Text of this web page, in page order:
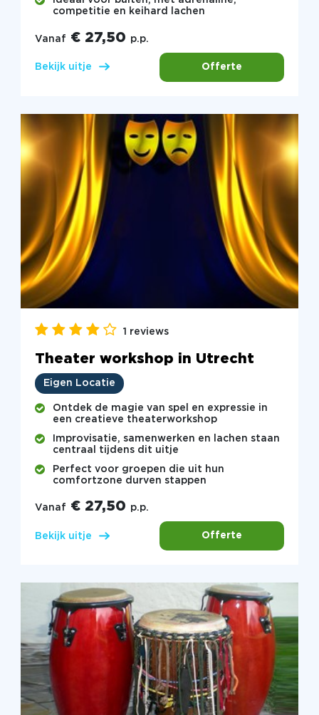
competitie en keihard lachen
Vanaf € 27,50 p.p.
Bekijk uitje Offerte
1 reviews
Theater workshop in Utrecht
Eigen Locatie
Ontdek de magie van spel en expressie in
een creatieve theaterworkshop
Improvisatie, samenwerken en lachen staan
centraal tijdens dit uitje
Perfect voor groepen die uit hun
comfortzone durven stappen
Vanaf € 27,50 p.p.
Bekijk uitje Offerte